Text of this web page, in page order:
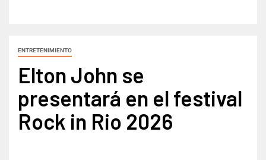
ENTRETENIMIENTO
Elton John se
presentará en el festival
Rock in Rio 2026